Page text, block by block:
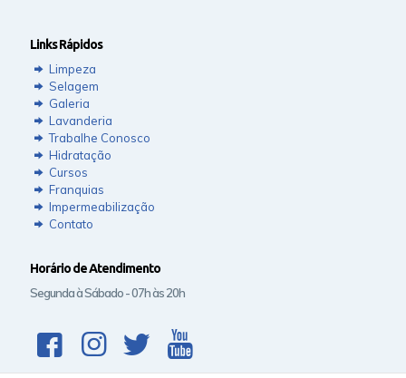
Links Rápidos
Limpeza
Selagem
Galeria
Lavanderia
Trabalhe Conosco
Hidratação
Cursos
Franquias
Impermeabilização
Contato
Horário de Atendimento
Segunda à Sábado - 07h às 20h